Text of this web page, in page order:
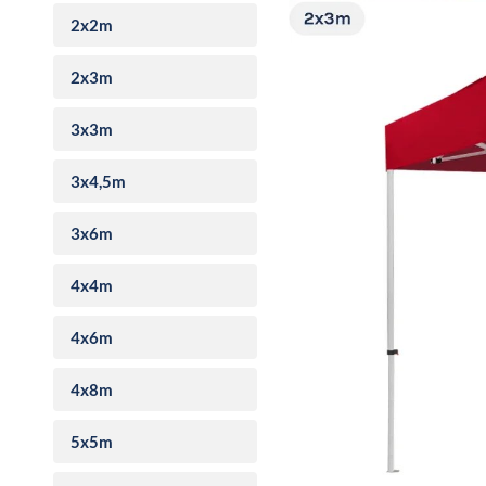
2x2m
2x3m
3x3m
3x4,5m
3x6m
4x4m
4x6m
4x8m
5x5m